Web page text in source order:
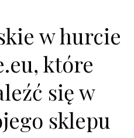
w hurcie
które
się w
sklepu